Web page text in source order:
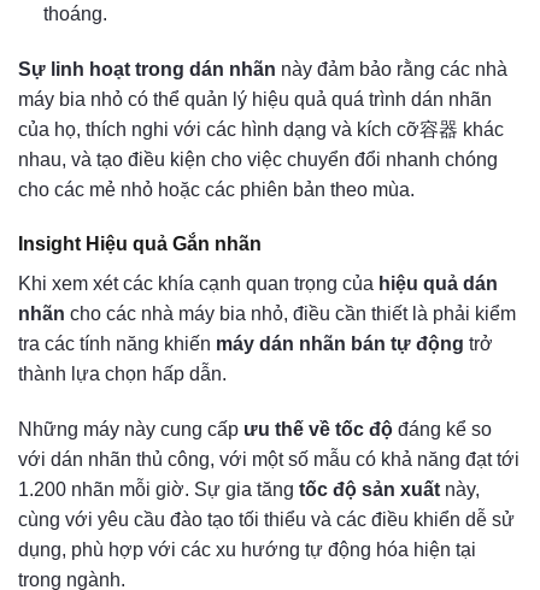
thoáng.
Sự linh hoạt trong dán nhãn này đảm bảo rằng các nhà
máy bia nhỏ có thể quản lý hiệu quả quá trình dán nhãn
của họ, thích nghi với các hình dạng và kích cỡ容器 khác
nhau, và tạo điều kiện cho việc chuyển đổi nhanh chóng
cho các mẻ nhỏ hoặc các phiên bản theo mùa.
Insight Hiệu quả Gắn nhãn
Khi xem xét các khía cạnh quan trọng của hiệu quả dán
nhãn cho các nhà máy bia nhỏ, điều cần thiết là phải kiểm
tra các tính năng khiến máy dán nhãn bán tự động trở
thành lựa chọn hấp dẫn.
Những máy này cung cấp ưu thế về tốc độ đáng kể so
với dán nhãn thủ công, với một số mẫu có khả năng đạt tới
1.200 nhãn mỗi giờ. Sự gia tăng tốc độ sản xuất này,
cùng với yêu cầu đào tạo tối thiểu và các điều khiển dễ sử
dụng, phù hợp với các xu hướng tự động hóa hiện tại
trong ngành.